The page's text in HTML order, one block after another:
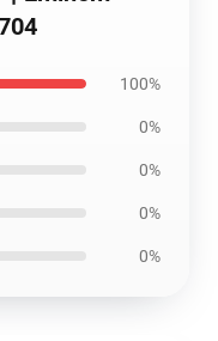
100%
0%
0%
0%
0%